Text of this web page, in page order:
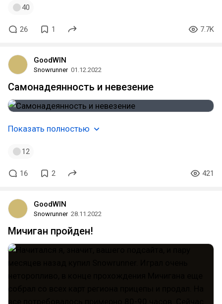
40
26 1 7.7K
GoodWIN
Snowrunner 01.12.2022
Самонадеянность и невезение
Показать полностью
12
16 2 421
GoodWIN
Snowrunner 28.11.2022
Мичиган пройден!